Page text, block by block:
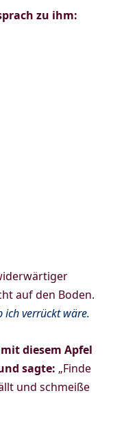
zu ihm:
auf den Boden.
ich verrückt wäre.
diesem Apfel
sagte: „Finde
und schmeiße